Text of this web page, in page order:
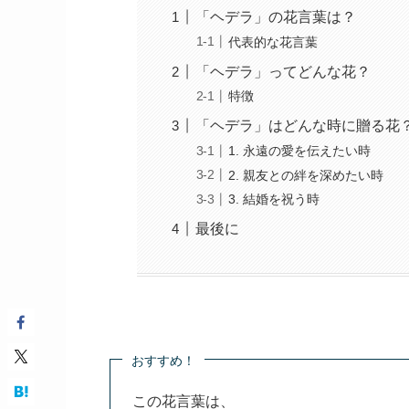
「ヘデラ」の花言葉は？
代表的な花言葉
「ヘデラ」ってどんな花？
特徴
「ヘデラ」はどんな時に贈る花
1. 永遠の愛を伝えたい時
2. 親友との絆を深めたい時
3. 結婚を祝う時
最後に
おすすめ！
この花言葉は、